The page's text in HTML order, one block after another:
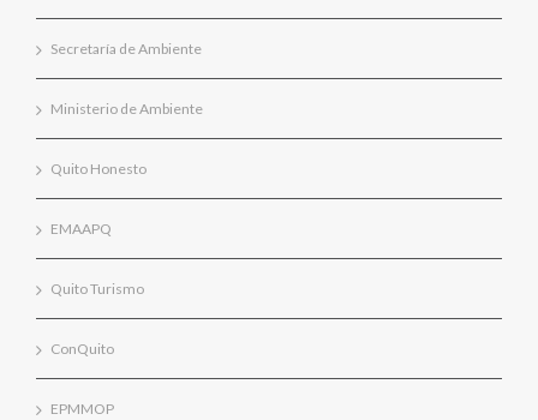
Secretaría de Ambiente
Ministerio de Ambiente
Quito Honesto
EMAAPQ
Quito Turismo
ConQuito
EPMMOP